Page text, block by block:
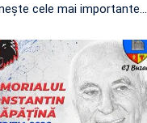
cele mai importante…